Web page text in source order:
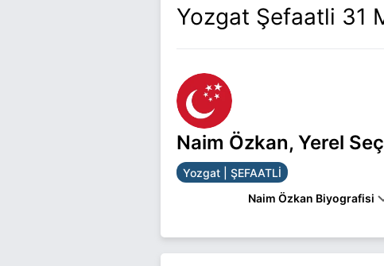
Yozgat Şefaatli 31
Naim Özkan, Yerel
Yozgat | ŞEFAATLİ
Naim Özkan Biyografisi